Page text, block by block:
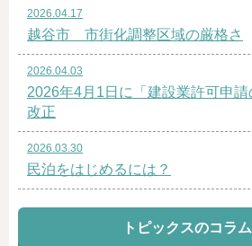
2026.04.17
越谷市 市街化調整区域の厳格さ
2026.04.03
2026年4月1日に「建設業許可申
改正
2026.03.30
民泊をはじめるには？
トピックスのコラ